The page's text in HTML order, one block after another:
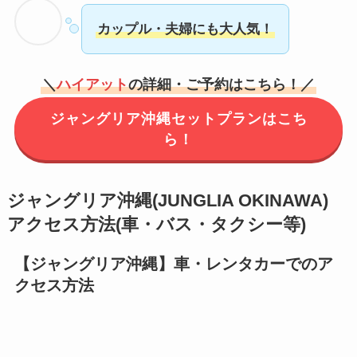
カップル・夫婦にも大人気！
＼ハイアットの詳細・ご予約はこちら！／
ジャングリア沖縄セットプランはこち
ら！
ジャングリア沖縄(JUNGLIA OKINAWA)
アクセス方法(車・バス・タクシー等)
【ジャングリア沖縄】車・レンタカーでのア
クセス方法